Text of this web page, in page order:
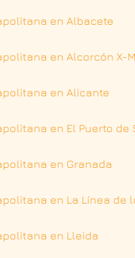
en Albacete
en Alcorcón X-
en Alicante
en El Puerto de
en Granada
en La Línea de
en Lleida